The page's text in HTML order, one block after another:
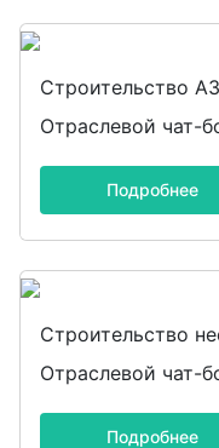
Строительство
Отраслевой чат-
Подробнее
Строительство
Отраслевой чат-
Подробнее